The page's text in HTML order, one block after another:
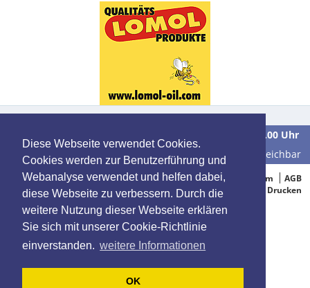
Diese Webseite verwendet Cookies.
Cookies werden zur Benutzerführung und
Webanalyse verwendet und helfen dabei,
diese Webseite zu verbessern. Durch die
weitere Nutzung dieser Webseite erklären
Sie sich mit unserer Cookie-Richtlinie
einverstanden. weitere Informationen
OK
9.00 bis 16.00 Uhr
unter der Telefonnummer
0 39 28 / 70 37 90 für Sie erreichbar
© 2005-2015 Oelbestellung.de Impressum
AGB
Datenschutz
Drucken